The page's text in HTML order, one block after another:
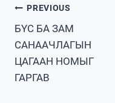
Post
navigation
PREVIOUS
БҮС БА ЗАМ
САНААЧЛАГЫН
ЦАГААН НОМЫГ
ГАРГАВ